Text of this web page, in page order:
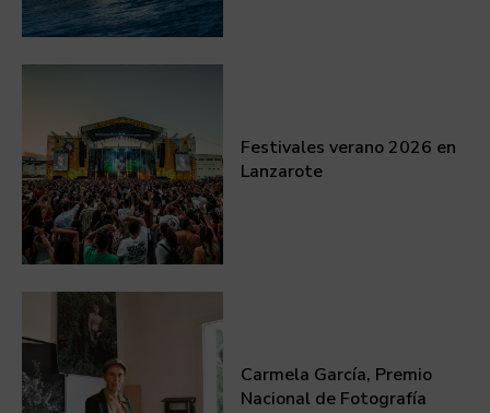
Festivales verano 2026 en
Lanzarote
Carmela García, Premio
Nacional de Fotografía